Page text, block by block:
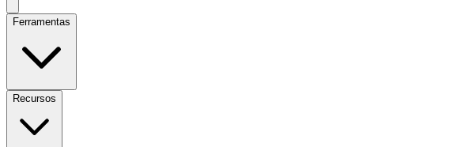
Ferramentas
Recursos